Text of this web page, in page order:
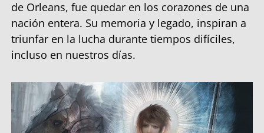
de Orleans, fue quedar en los corazones de una
nación entera. Su memoria y legado, inspiran a
triunfar en la lucha durante tiempos difíciles,
incluso en nuestros días.